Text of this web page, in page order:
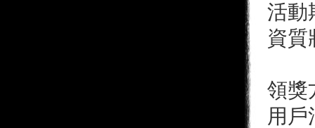
活動
資質
領獎
用戶